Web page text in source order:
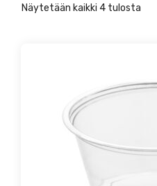
Näytetään kaikki 4 tulosta